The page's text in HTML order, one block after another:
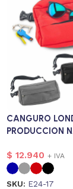
CANGURO
PRODUCCION
$ 12.940 + IVA
SKU: E24-17